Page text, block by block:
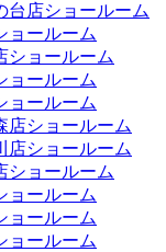
台店ショールーム
ョールーム
ショールーム
ョールーム
ョールーム
店ショールーム
店ショールーム
ショールーム
ョールーム
ョールーム
ョールーム